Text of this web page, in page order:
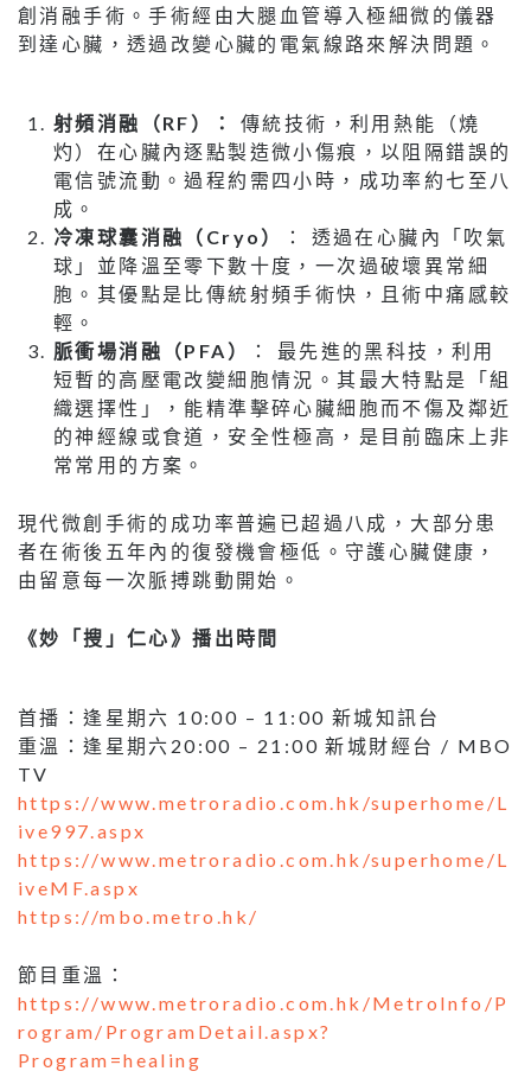
創消融手術。手術經由大腿血管導入極細微的儀器
到達心臟，透過改變心臟的電氣線路來解決問題。
射頻消融（RF）：
傳統技術，利用熱能（燒
灼）在心臟內逐點製造微小傷痕，以阻隔錯誤的
電信號流動。過程約需四小時，成功率約七至八
成。
冷凍球囊消融（Cryo）
： 透過在心臟內「吹氣
球」並降溫至零下數十度，一次過破壞異常細
胞。其優點是比傳統射頻手術快，且術中痛感較
輕。
脈衝場消融（PFA）
： 最先進的黑科技，利用
短暫的高壓電改變細胞情況。其最大特點是「組
織選擇性」，能精準擊碎心臟細胞而不傷及鄰近
的神經線或食道，安全性極高，是目前臨床上非
常常用的方案。
現代微創手術的成功率普遍已超過八成，大部分患
者在術後五年內的復發機會極低。守護心臟健康，
由留意每一次脈搏跳動開始。
《妙「搜」仁心》播出時間
首播：逢星期六 10:00 – 11:00 新城知訊台
重溫：逢星期六20:00 – 21:00 新城財經台 / MBO
TV
https://www.metroradio.com.hk/superhome/L
ive997.aspx
https://www.metroradio.com.hk/superhome/L
iveMF.aspx
https://mbo.metro.hk/
節目重溫：
https://www.metroradio.com.hk/MetroInfo/P
rogram/ProgramDetail.aspx?
Program=healing